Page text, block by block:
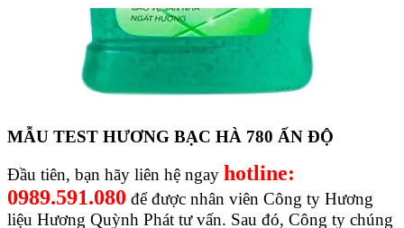
MẪU TEST HƯƠNG BẠC HÀ 780 ẤN ĐỘ
Đầu tiên, bạn hãy liên hệ ngay hotline:
0989.591.080 để được nhân viên Công ty Hương
liệu Hương Quỳnh Phát tư vấn. Sau đó, Công ty chúng